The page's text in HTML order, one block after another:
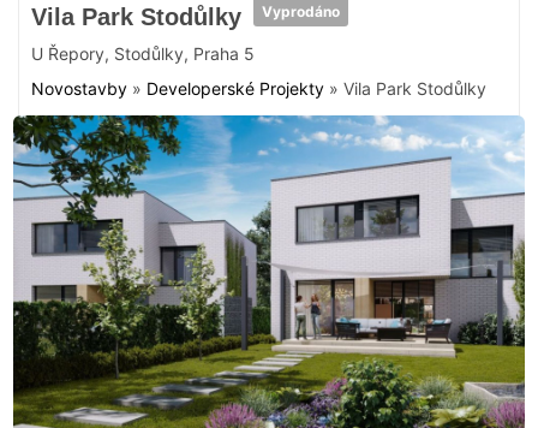
Vila Park Stodůlky Vyprodáno
U Řepory, Stodůlky, Praha 5
Novostavby » Developerské Projekty » Vila Park Stodůlky